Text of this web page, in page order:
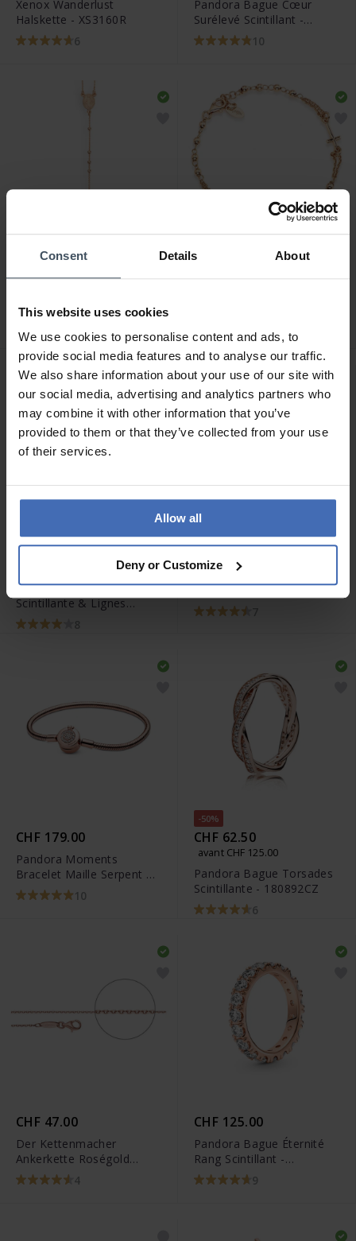
Consent Details About
This website uses cookies
We use cookies to personalise content and ads, to
provide social media features and to analyse our traffic.
We also share information about your use of our site with
our social media, advertising and analytics partners who
may combine it with other information that you’ve
provided to them or that they’ve collected from your use
of their services.
Allow all
Deny or Customize
Xenox Wanderlust
Halskette - XS3160R
6
Pandora Bague Cœur
Surélevé Scintillant -
188421C02 10
Cross Halskette - CRO25R
-50%
CHF 112.50
Pandora Bague
Scintillante & Lignes
Polies - 180919CZ
8
Fossil Collier Drew -
JF03021791
CHF 179.00
Pandora Moments
Bracelet Maille Serpent O
Couronné Scintillant -
589046C01
10
-50%
CHF 62.50
avant CHF 125.00
Pandora Bague Torsades
Scintillante - 180892CZ
6
CHF 47.00
Der Kettenmacher
Ankerkette Roségold
Diamantiert
4
CHF 125.00
Pandora Bague Éternité
Rang Scintillant -
180050C019